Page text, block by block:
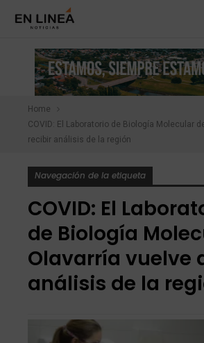
Home
COVID: El Laboratorio de Biología Molecular
recibir análisis de la región
Navegación de la etiqueta
COVID: El
de Biología
Olavarría vuelve
análisis de la